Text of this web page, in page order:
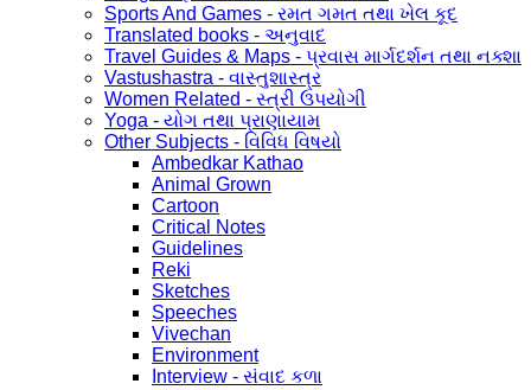
Sports And Games - રમત ગમત તથા ખેલ કૂદ
Translated books - અનુવાદ
Travel Guides & Maps - પ્રવાસ માર્ગદર્શન તથા નક્શા
Vastushastra - વાસ્તુશાસ્ત્ર
Women Related - સ્ત્રી ઉપયોગી
Yoga - યોગ તથા પ્રાણાયામ
Other Subjects - વિવિધ વિષયો
Ambedkar Kathao
Animal Grown
Cartoon
Critical Notes
Guidelines
Reki
Sketches
Speeches
Vivechan
Environment
Interview - સંવાદ કળા